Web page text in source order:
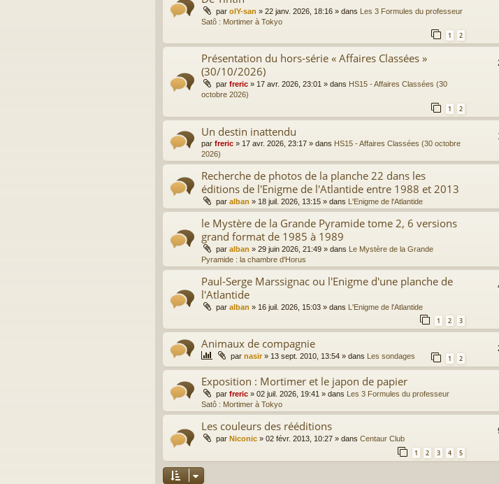
par olY-san » 22 janv. 2026, 18:16 » dans Les 3 Formules du professeur
Satô : Mortimer à Tokyo
1 2
Présentation du hors-série « Affaires Classées »
(30/10/2026)
par freric » 17 avr. 2026, 23:01 » dans HS15 - Affaires Classées (30
octobre 2026)
1 2
Un destin inattendu
par freric » 17 avr. 2026, 23:17 » dans HS15 - Affaires Classées (30 octobre
2026)
Recherche de photos de la planche 22 dans les
éditions de l'Enigme de l'Atlantide entre 1988 et 2013
par alban » 18 juil. 2026, 13:15 » dans L'Enigme de l'Atlantide
le Mystère de la Grande Pyramide tome 2, 6 versions
grand format de 1985 à 1989
par alban » 29 juin 2026, 21:49 » dans Le Mystère de la Grande
Pyramide : la chambre d'Horus
Paul-Serge Marssignac ou l'Enigme d'une planche de
l'Atlantide
par alban » 16 juil. 2026, 15:03 » dans L'Enigme de l'Atlantide
1 2 3
Animaux de compagnie
par nasir» 13 sept. 2010, 13:54 » dans Les sondages 1 2
Exposition : Mortimer et le japon de papier
par freric » 02 juil. 2026, 19:41 » dans Les 3 Formules du professeur
Satô : Mortimer à Tokyo
Les couleurs des rééditions
par Niconic » 02 févr. 2013, 10:27 » dans Centaur Club
1 2 3 4 5